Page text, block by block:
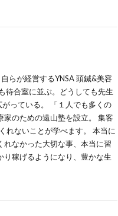
らが経営するYNSA 頭鍼&美容
待合室に並ぶ。どうしても先生
っている。 「１人でも多くの
のための遠山塾を設立。 集客
れないことが学べます。 本当に
なかった大切な事、本当に習
り稼げるようになり、豊かな生